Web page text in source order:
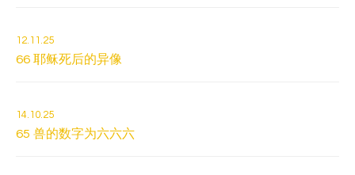
12.11.25
66 耶稣死后的异像
14.10.25
65 兽的数字为六六六